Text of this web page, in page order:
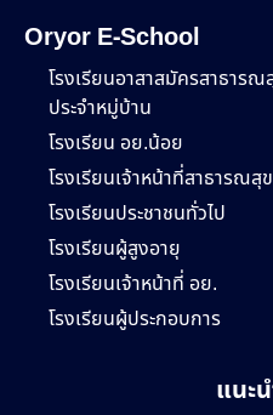
Oryor E-School
โรงเรียนอาสาสมัครสาธารณ
ประจำหมู่บ้าน
โรงเรียน อย.น้อย
โรงเรียนเจ้าหน้าที่สาธารณสุข
โรงเรียนประชาชนทั่วไป
โรงเรียนผู้สูงอายุ
โรงเรียนเจ้าหน้าที่ อย.
โรงเรียนผู้ประกอบการ
แนะ